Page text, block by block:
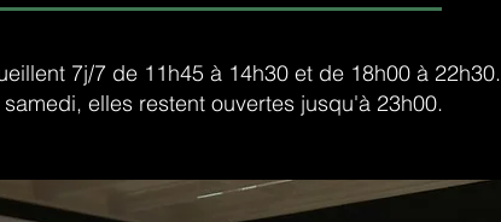
7j/7 de 11h45 à 14h30 et de 18h00 à 22h30.
elles restent ouvertes jusqu'à 23h00.